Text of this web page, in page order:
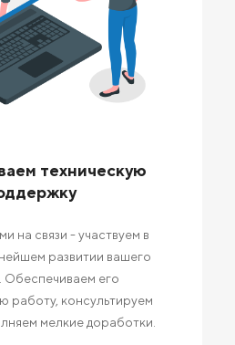
техническую
на связи - участвуем в
развитии вашего
Обеспечиваем его
работу, консультируем
мелкие доработки.